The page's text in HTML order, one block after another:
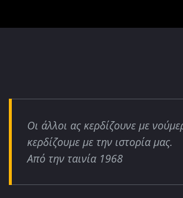
Οι άλλοι ας κερδίζουνε με
κερδίζουμε με την ιστορία μας.
Από την ταινία 1968